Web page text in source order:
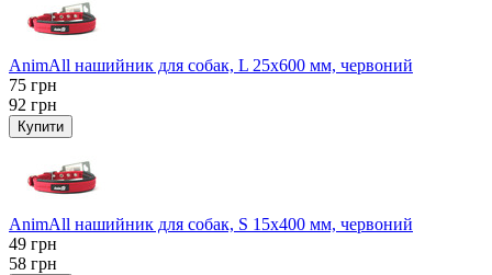
AnimAll нашийник для собак, L 25x600 мм, червоний
75 грн
92 грн
Купити
AnimAll нашийник для собак, S 15х400 мм, червоний
49 грн
58 грн